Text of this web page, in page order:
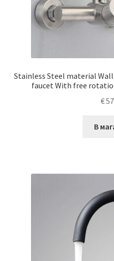
Stainless Steel material
faucet With free
€
В